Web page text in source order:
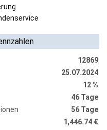
12869
25.07.2024
12 %
46 Tage
56 Tage
1,446.74 €